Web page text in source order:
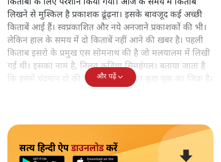
लिखने से मुश्किल है प्रकाशक ढूंढ़ना। इसके बावजूद कई अच्छी
किताबें आई हैं। स्वप्रकाशित और नये अनजाने प्रकाशकों की भी।
लेकिन हाल के समय में दो किताबें नहीं आने की खबर है। पहली
किताब इसरो के प्रमुख एस सोमनाथ की है जो मलयालम में लिखी
गई थी। इसका नाम है, निलवु कुडिचा सिमहंगल। बताया जाता है
कि इसमें चंद्रयान दो की नाकामी से संबंधित कुछ चूक का जिक्र है।
और पढ़ें
सत्य हिन्दी ऐपडाउनलोडकरें